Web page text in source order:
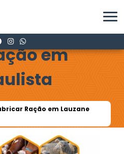
em
Ração em Lauzane